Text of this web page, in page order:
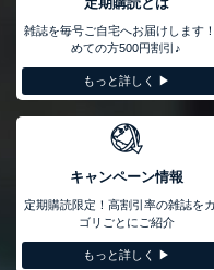
雑誌を毎号ご自宅へお届けします
めての方500円割引♪
もっと詳しく ▶︎
キャンペーン情報
定期購読限定！高割引率の雑誌を
ゴリごとにご紹介
もっと詳しく ▶︎